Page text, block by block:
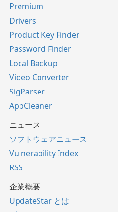
Premium
Drivers
Product Key Finder
Password Finder
Local Backup
Video Converter
SigParser
AppCleaner
ニュース
ソフトウェアニュース
Vulnerability Index
RSS
企業概要
UpdateStar とは